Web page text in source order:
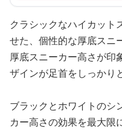
クラシックなハイカット
せた、個性的な厚底スニ
厚底スニーカー高さが印
ザインが足首をしっかり
ブラックとホワイトのシ
カー高さの効果を最大限